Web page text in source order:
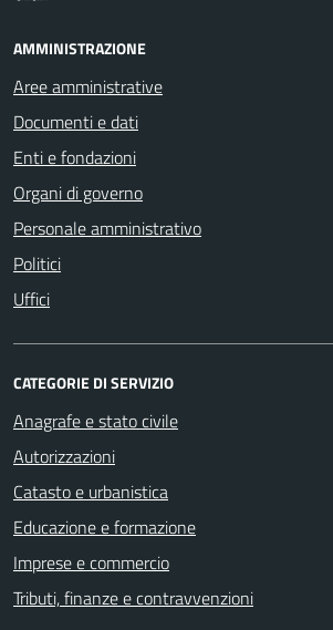
AMMINISTRAZIONE
Aree amministrative
Documenti e dati
Enti e fondazioni
Organi di governo
Personale amministrativo
Politici
Uffici
CATEGORIE DI SERVIZIO
Anagrafe e stato civile
Autorizzazioni
Catasto e urbanistica
Educazione e formazione
Imprese e commercio
Tributi, finanze e contravvenzioni